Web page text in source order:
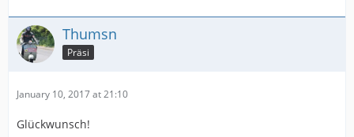
Thumsn
Präsi
January 10, 2017 at 21:10
Glückwunsch!